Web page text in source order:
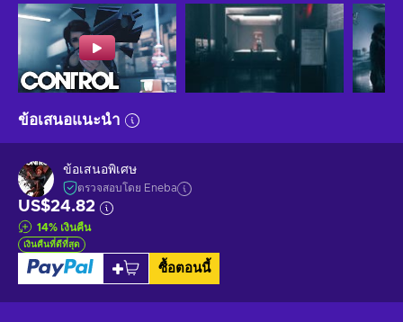
ข้อเสนอแนะนำ
ข้อเสนอพิเศษ
ตรวจสอบโดย Eneba
US$24.82
14% เงินคืน
เงินคืนที่ดีที่สุด
ซื้อตอนนี้